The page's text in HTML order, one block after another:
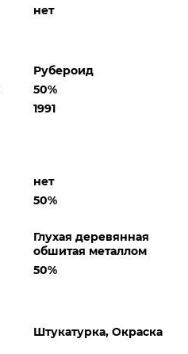
нет
Рубероид
50%
1991
нет
50%
Глухая деревянная
обшитая металлом
50%
Штукатурка, Окраска